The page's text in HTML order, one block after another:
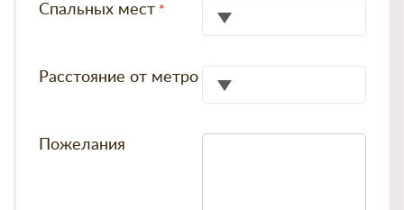
Спальных мест
Расстояние от метро
Пожелания